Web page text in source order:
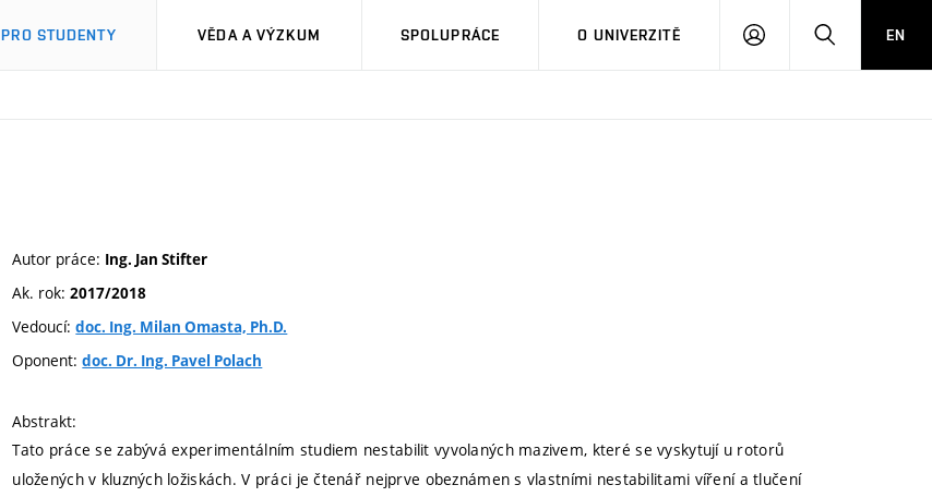
PRO STUDENTY VĚDA A VÝZKUM SPOLUPRÁCE O UNIVERZITĚ
PŘIHLÁSIT HLEDATEN
Autor práce: Ing. Jan Stifter
Ak. rok:2017/2018
Vedoucí:doc. Ing. Milan Omasta, Ph.D.
Oponent:doc. Dr. Ing. Pavel Polach
Abstrakt:
Tato práce se zabývá experimentálním studiem nestabilit vyvolaných mazivem, které se vyskytují u rotorů
uložených v kluzných ložiskách. V práci je čtenář nejprve obeznámen s vlastními nestabilitami víření a tlučení